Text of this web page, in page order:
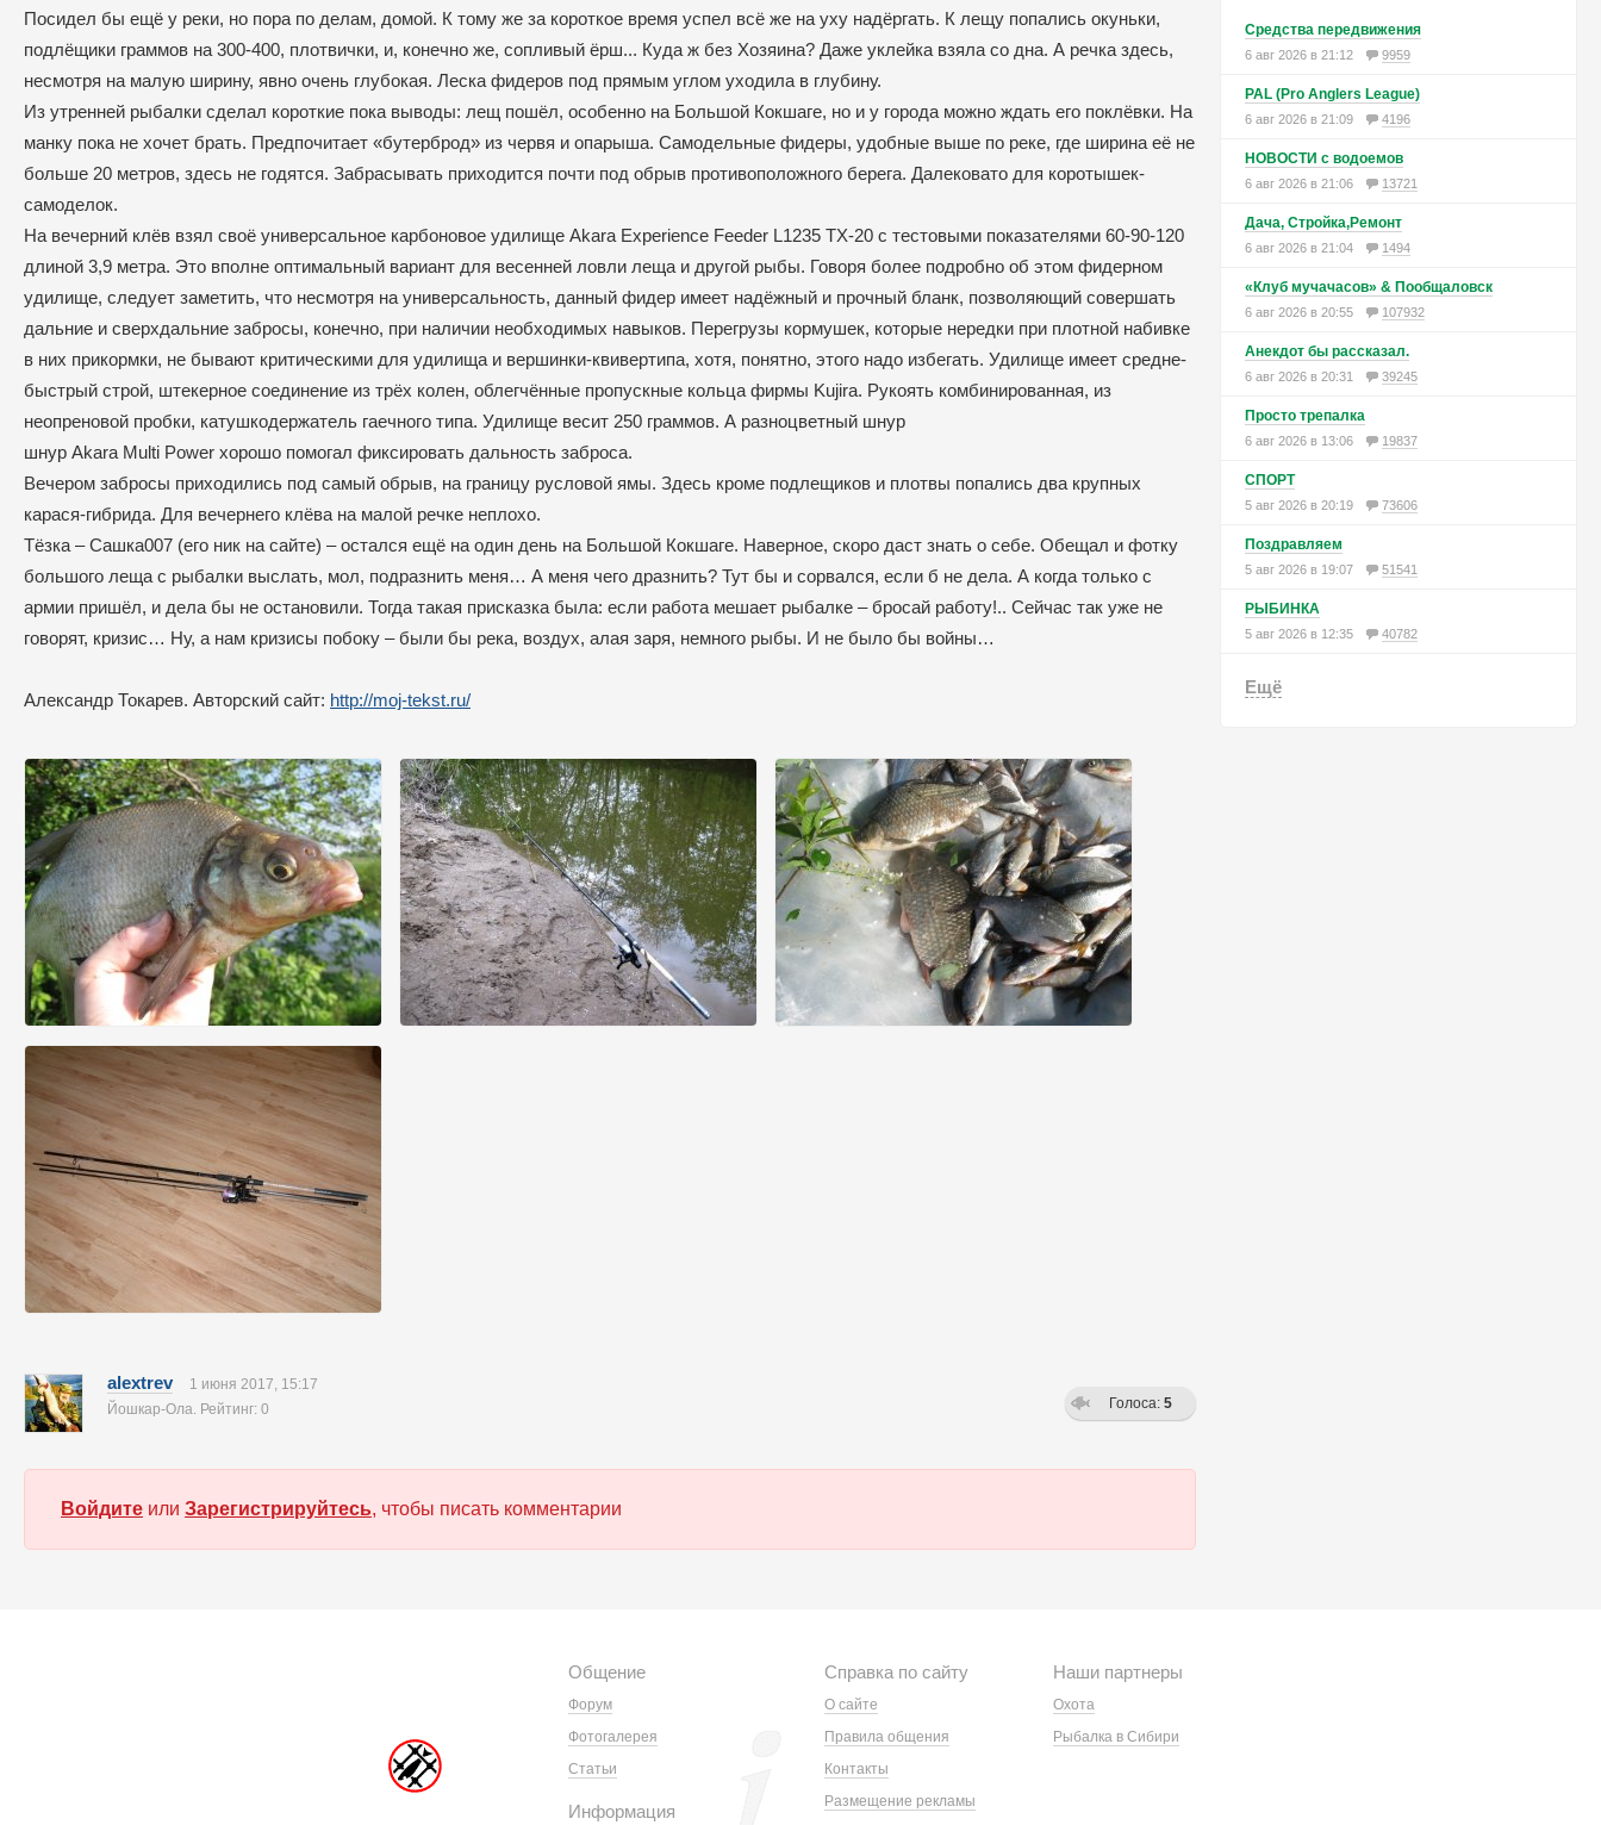
Посидел бы ещё у реки, но пора по делам, домой. К тому же за короткое время успел всё же на уху надёргать. К лещу попались окуньки,
подлёщики граммов на 300-400, плотвички, и, конечно же, сопливый ёрш... Куда ж без Хозяина? Даже уклейка взяла со дна. А речка здесь,
несмотря на малую ширину, явно очень глубокая. Леска фидеров под прямым углом уходила в глубину.
Из утренней рыбалки сделал короткие пока выводы: лещ пошёл, особенно на Большой Кокшаге, но и у города можно ждать его поклёвки. На
манку пока не хочет брать. Предпочитает «бутерброд» из червя и опарыша. Самодельные фидеры, удобные выше по реке, где ширина её не
больше 20 метров, здесь не годятся. Забрасывать приходится почти под обрыв противоположного берега. Далековато для коротышек-
самоделок.
На вечерний клёв взял своё универсальное карбоновое удилище Akara Experience Feeder L1235 TX-20 с тестовыми показателями 60-90-120
длиной 3,9 метра. Это вполне оптимальный вариант для весенней ловли леща и другой рыбы. Говоря более подробно об этом фидерном
удилище, следует заметить, что несмотря на универсальность, данный фидер имеет надёжный и прочный бланк, позволяющий совершать
дальние и сверхдальние забросы, конечно, при наличии необходимых навыков. Перегрузы кормушек, которые нередки при плотной набивке
в них прикормки, не бывают критическими для удилища и вершинки-квивертипа, хотя, понятно, этого надо избегать. Удилище имеет средне-
быстрый строй, штекерное соединение из трёх колен, облегчённые пропускные кольца фирмы Kujira. Рукоять комбинированная, из
неопреновой пробки, катушкодержатель гаечного типа. Удилище весит 250 граммов. А разноцветный шнур
шнур Akara Multi Power хорошо помогал фиксировать дальность заброса.
Вечером забросы приходились под самый обрыв, на границу русловой ямы. Здесь кроме подлещиков и плотвы попались два крупных
карася-гибрида. Для вечернего клёва на малой речке неплохо.
Тёзка – Сашка007 (его ник на сайте) – остался ещё на один день на Большой Кокшаге. Наверное, скоро даст знать о себе. Обещал и фотку
большого леща с рыбалки выслать, мол, подразнить меня… А меня чего дразнить? Тут бы и сорвался, если б не дела. А когда только с
армии пришёл, и дела бы не остановили. Тогда такая присказка была: если работа мешает рыбалке – бросай работу!.. Сейчас так уже не
говорят, кризис… Ну, а нам кризисы побоку – были бы река, воздух, алая заря, немного рыбы. И не было бы войны…
Александр Токарев. Авторский сайт: http://moj-tekst.ru/
Голоса: 5
alextrev
1 июня 2017, 15:17
Йошкар-Ола. Рейтинг: 0
Войдите или Зарегистрируйтесь, чтобы писать комментарии
Средства передвижения
6 авг 2026 в 21:12 9959
PAL (Pro Anglers League)
6 авг 2026 в 21:09 4196
НОВОСТИ с водоемов
6 авг 2026 в 21:06 13721
Дача, Стройка,Ремонт
6 авг 2026 в 21:04 1494
«Клуб мучачасов» & Пообщаловск
6 авг 2026 в 20:55 107932
Анекдот бы рассказал.
6 авг 2026 в 20:31 39245
Просто трепалка
6 авг 2026 в 13:06 19837
СПОРТ
5 авг 2026 в 20:19 73606
Поздравляем
5 авг 2026 в 19:07 51541
РЫБИНКА
5 авг 2026 в 12:35 40782
Ещё
Общение
Форум
Фотогалерея
Статьи
Информация
Справка по сайту
О сайте
Правила общения
Контакты
Размещение рекламы
Наши партнеры
Охота
Рыбалка в Сибири